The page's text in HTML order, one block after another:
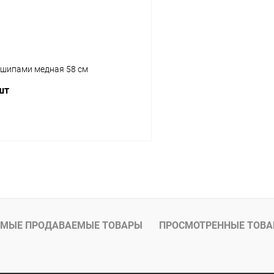
шипами медная 58 см
ПРОДАВАЕМЫЕ ТОВАРЫ ПРОСМОТРЕННЫЕ